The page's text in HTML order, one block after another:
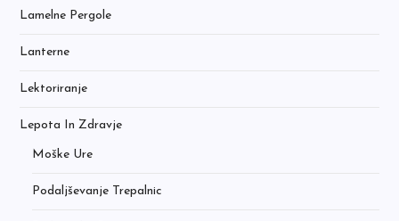
Lamelne Pergole
Lanterne
Lektoriranje
Lepota In Zdravje
Moške Ure
Podaljševanje Trepalnic